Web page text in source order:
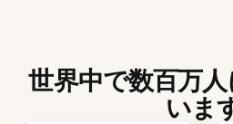
世界中で数百万
いま